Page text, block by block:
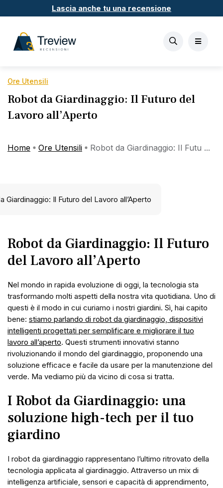
Lascia anche tu una recensione
Ore Utensili
Robot da Giardinaggio: Il Futuro del
Lavoro all’Aperto
Home Ore Utensili Robot da Giardinaggio: Il Futu ...
Robot da Giardinaggio: Il Futuro
del Lavoro all’Aperto
Nel mondo in rapida evoluzione di oggi, la tecnologia sta
trasformando molti aspetti della nostra vita quotidiana. Uno di
questi è il modo in cui curiamo i nostri giardini. Sì, hai capito
bene: stiamo parlando di robot da giardinaggio, dispositivi
intelligenti progettati per semplificare e migliorare il tuo
lavoro all’aperto. Questi strumenti innovativi stanno
rivoluzionando il mondo del giardinaggio, proponendo una
soluzione efficace e facile da usare per la manutenzione del
verde. Ma vediamo più da vicino di cosa si tratta.
I Robot da Giardinaggio: una
soluzione high-tech per il tuo
giardino
I robot da giardinaggio rappresentano l’ultimo ritrovato della
tecnologia applicata al giardinaggio. Attraverso un mix di
intelligenza artificiale, sensori e capacità di apprendimento,